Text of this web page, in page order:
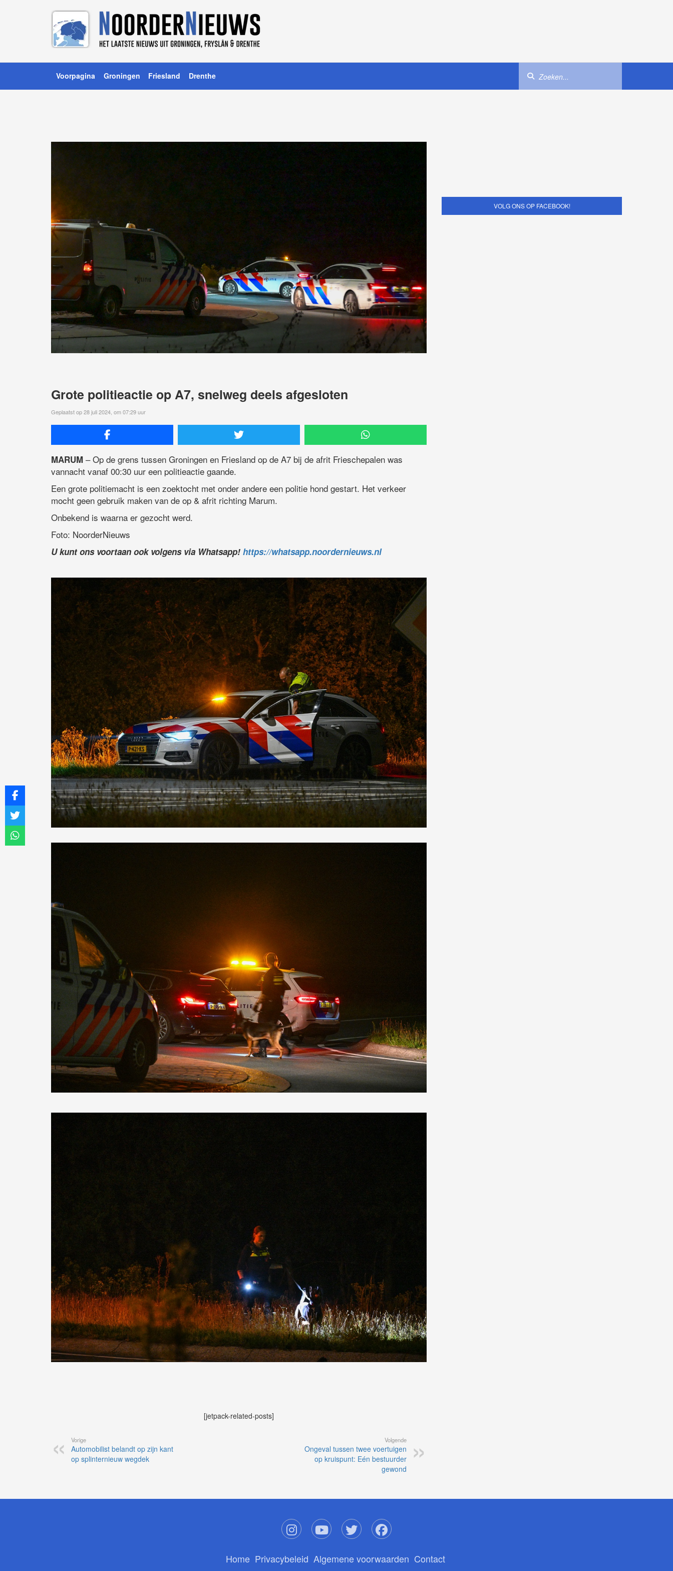
Voorpagina Groningen Friesland Drenthe
Grote politieactie op A7, snelweg deels afgesloten
Geplaatst op 28 juli 2024, om 07:29 uur
MARUM – Op de grens tussen Groningen en Friesland op de A7 bij de afrit Frieschepalen was
vannacht vanaf 00:30 uur een politieactie gaande.
Een grote politiemacht is een zoektocht met onder andere een politie hond gestart. Het verkeer
mocht geen gebruik maken van de op & afrit richting Marum.
Onbekend is waarna er gezocht werd.
Foto: NoorderNieuws
U kunt ons voortaan ook volgens via Whatsapp! https://whatsapp.noordernieuws.nl
[jetpack-related-posts]
Vorige
Automobilist belandt op zijn kant
op splinternieuw wegdek
Volgende
Ongeval tussen twee voertuigen
op kruispunt: Eén bestuurder
gewond
VOLG ONS OP FACEBOOK!
Home Privacybeleid Algemene voorwaarden Contact